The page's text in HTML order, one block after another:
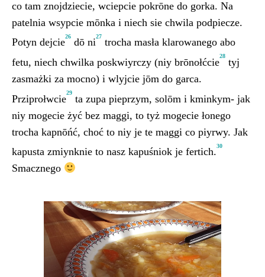
co tam znojdziecie, wciepcie pokrōne do gorka. Na
patelnia wsypcie mōnka i niech sie chwila podpiecze.
Potyn dejcie
26
dō ni
27
trocha masła klarowanego abo
fetu, niech chwilka poskwiyrczy (niy brōnołćcie
28
tyj
zasmażki za mocno) i wlyjcie jōm do garca.
Prziprołwcie
29
ta zupa pieprzym, solōm i kminkym- jak
niy mogecie żyć bez maggi, to tyż mogecie łonego
trocha kapnōńć, choć to niy je te maggi co piyrwy. Jak
kapusta zmiynknie to nasz kapuśniok je fertich.
30
Smacznego